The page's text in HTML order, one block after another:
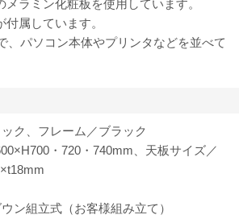
ラミン化粧板を使用しています。
属しています。
、パソコン本体やプリンタなどを並べて
ク、フレーム／ブラック
・720・740mm、天板サイズ／
ン組立式（お客様組み立て）